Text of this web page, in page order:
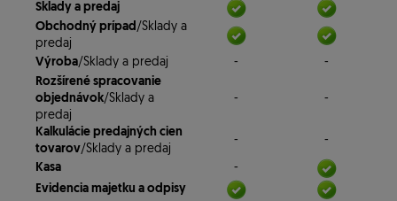
Sklady a predaj
Obchodný prípad/Sklady a
predaj
Výroba/Sklady a predaj -
-
Rozšírené spracovanie
objednávok/Sklady a
predaj
- -
Kalkulácie predajných cien
tovarov/Sklady a predaj
- -
Kasa
-
Evidencia majetku a odpisy